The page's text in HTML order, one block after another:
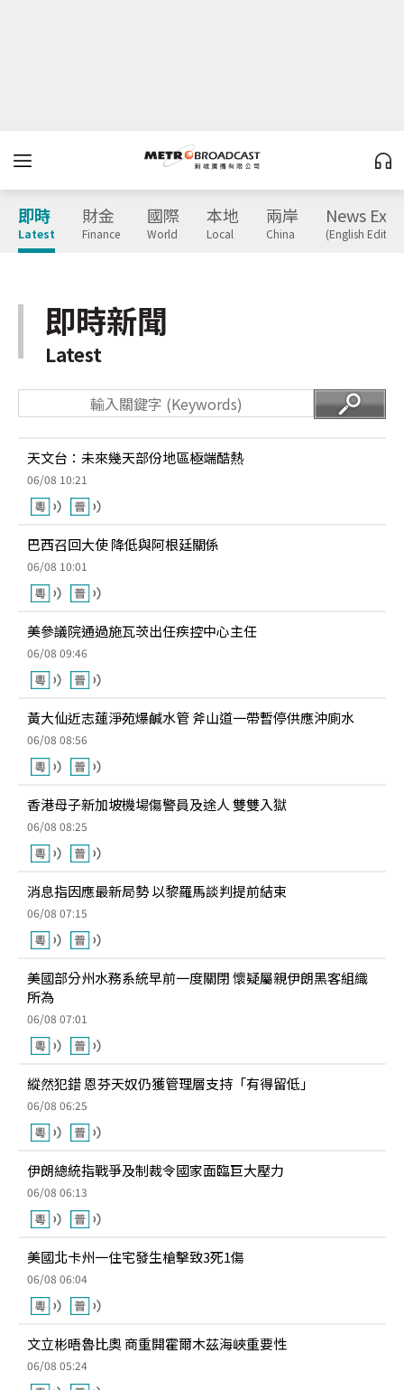
即時
Latest
財金
Finance
國際
World
本地
Local
兩岸
China
News
(English
即時新聞
Latest
天文台：未來幾天部份地區極端酷熱
06/08 10:21
巴西召回大使 降低與阿根廷關係
06/08 10:01
美參議院通過施瓦茨出任疾控中心主任
06/08 09:46
黃大仙近志蓮淨苑爆鹹水管 斧山道一帶暫停供應沖廁水
06/08 08:56
香港母子新加坡機場傷警員及途人 雙雙入獄
06/08 08:25
消息指因應最新局勢 以黎羅馬談判提前結束
06/08 07:15
美國部分州水務系統早前一度關閉 懷疑屬親伊朗黑客組織
所為
06/08 07:01
縱然犯錯 恩芬天奴仍獲管理層支持「有得留低」
06/08 06:25
伊朗總統指戰爭及制裁令國家面臨巨大壓力
06/08 06:13
美國北卡州一住宅發生槍擊致3死1傷
06/08 06:04
文立彬晤魯比奧 商重開霍爾木茲海峽重要性
06/08 05:24